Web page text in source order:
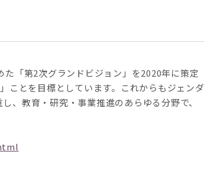
「第2次グランドビジョン」を2020年に策定
ことを目標としています。これからもジェンダ
、教育・研究・事業推進のあらゆる分野で、